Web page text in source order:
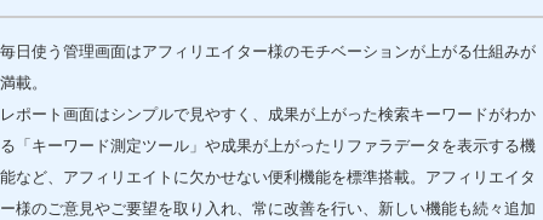
毎日使う管理画面はアフィリエイター様のモチベーションが上がる仕組みが
満載。
レポート画面はシンプルで見やすく、成果が上がった検索キーワードがわか
る「キーワード測定ツール」や成果が上がったリファラデータを表示する機
能など、アフィリエイトに欠かせない便利機能を標準搭載。アフィリエイタ
ー様のご意見やご要望を取り入れ、常に改善を行い、新しい機能も続々追加